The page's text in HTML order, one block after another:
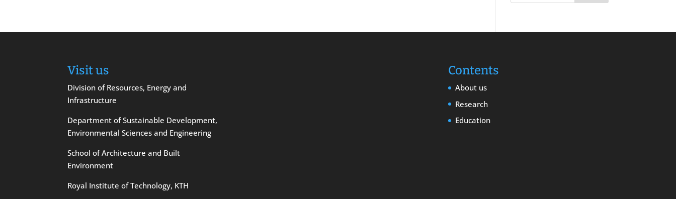
Visit us
Division of Resources, Energy and
Infrastructure
Department of Sustainable Development,
Environmental Sciences and Engineering
School of Architecture and Built
Environment
Royal Institute of Technology, KTH
Contents
About us
Research
Education